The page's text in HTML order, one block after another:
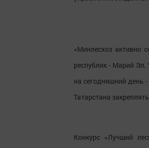
«Минлесхоз активно
республик - Марий
на сегодняшний день
Татарстана
Конкурс «Лучший